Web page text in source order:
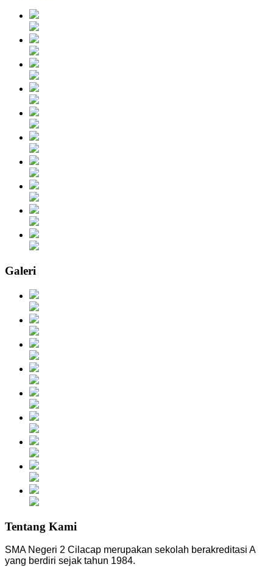
Galeri
Tentang Kami
SMA Negeri 2 Cilacap merupakan sekolah berakreditasi A
yang berdiri sejak tahun 1984.